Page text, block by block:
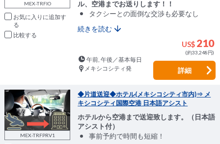
MEX-TRFIO
お気に入りに追加
比較
ル、空港までお送りします！！
タクシーとの面倒な交渉も必要なし
続きを読む
US$ 210
(約33,248円)
午前, 午後／基本毎日
メキシコシティ発
詳細
MEX-TRFPRV1
◆片道送迎◆ホテル(メキシコシティ市内)⇒ メ
キシコシティ国際空港 日本語アシスト
ホテルから空港まで送迎致します。（日本語
アシスト付）
事前予約で時間も短縮！